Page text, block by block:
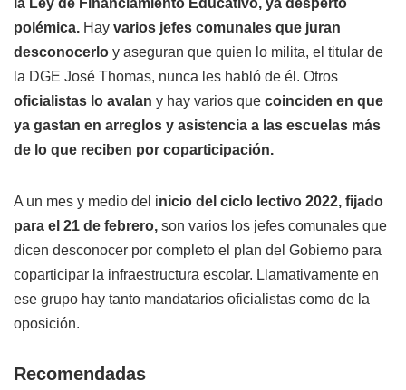
la Ley de Financiamiento Educativo, ya despertó
polémica. Hay varios jefes comunales que juran
desconocerlo y aseguran que quien lo milita, el titular de
la DGE José Thomas, nunca les habló de él. Otros
oficialistas lo avalan y hay varios que coinciden en que
ya gastan en arreglos y asistencia a las escuelas más
de lo que reciben por coparticipación.
A un mes y medio del inicio del ciclo lectivo 2022, fijado
para el 21 de febrero, son varios los jefes comunales que
dicen desconocer por completo el plan del Gobierno para
coparticipar la infraestructura escolar. Llamativamente en
ese grupo hay tanto mandatarios oficialistas como de la
oposición.
Recomendadas